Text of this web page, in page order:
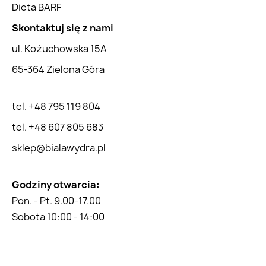
Dieta BARF
Skontaktuj się z nami
ul. Kożuchowska 15A
65-364 Zielona Góra
tel. +48 795 119 804
tel. +48 607 805 683
sklep@bialawydra.pl
Godziny otwarcia:
Pon. - Pt. 9.00-17.00
Sobota 10:00 - 14:00